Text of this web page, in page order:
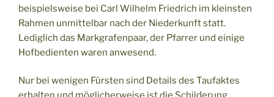
beispielsweise bei Carl Wilhelm Friedrich im kleinsten
Rahmen unmittelbar nach der Niederkunft statt.
Lediglich das Markgrafenpaar, der Pfarrer und einige
Hofbedienten waren anwesend.
Nur bei wenigen Fürsten sind Details des Taufaktes